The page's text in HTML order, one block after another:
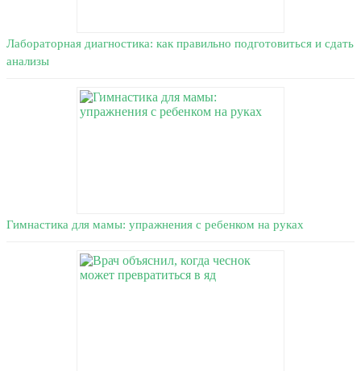
Лабораторная диагностика: как правильно подготовиться и сдать
анализы
Гимнастика для мамы: упражнения с ребенком на руках